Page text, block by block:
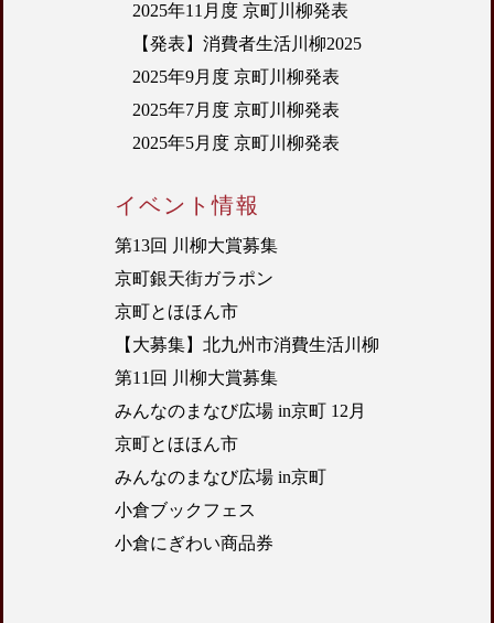
イベント情報
第13回 川柳大賞募集
京町銀天街ガラポン
京町とほほん市
【大募集】北九州市消費生活川柳
第11回 川柳大賞募集
みんなのまなび広場 in京町 12月
京町とほほん市
みんなのまなび広場 in京町
小倉ブックフェス
小倉にぎわい商品券
2025年11月度 京町川柳発表
【発表】消費者生活川柳2025
2025年9月度 京町川柳発表
2025年7月度 京町川柳発表
2025年5月度 京町川柳発表